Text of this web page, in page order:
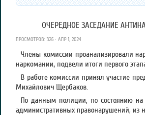
ОЧЕРЕДНОЕ ЗАСЕДАНИЕ
ПРОСМОТРОВ: 326 · АПР 1, 2024
Члены комиссии проанализировали
наркомании, подвели итоги первого
В работе комиссии принял участие
Михайлович Щербаков.
По данным полиции, по состоянию на
административных правонарушений, из